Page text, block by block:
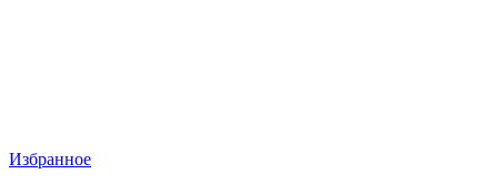
Избранное